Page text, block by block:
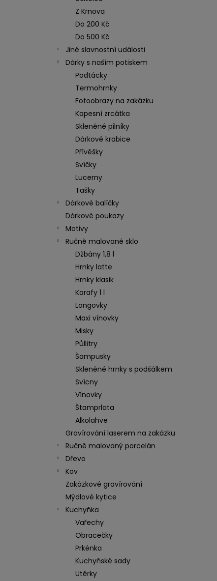
Z Krnova
Do 200 Kč
Do 500 Kč
Jiné slavnostní události
Dárky s naším potiskem
Podtácky
Termohrnky
Fotoobrazy na zakázku
Kapesní zrcátka
Skleněné pilníky
Dárkové krabice
Přívěšky
Svíčky
Lucerny
Tašky
Dárkové balíčky
Dárkové poukazy
Motivy
Ručně malované sklo
Džbány 1,8 l
Hrnky latte
Hrnky klasik
Karafy 1 l
Longovky
Maxi vínovky
Misky
Půllitry
Šampusky
Skleněné hrnky s podšálkem
Svícny
Vínovky
Štamprlata
Alkolahve
Gravírování laserem na zakázku
Ručně malovaný porcelán
Dřevo
Kov
Zakázkové gravírování
Mýdlové kytice
Kuchyňka
Vařechy
Obracečky
Prkénka
Kuchyňské sady
Utěrky
NEREZOVÁ LŽIČKA - NA ZAKÁZKU 17